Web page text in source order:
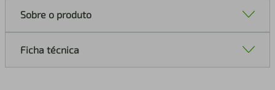
Sobre o produto
Ficha técnica